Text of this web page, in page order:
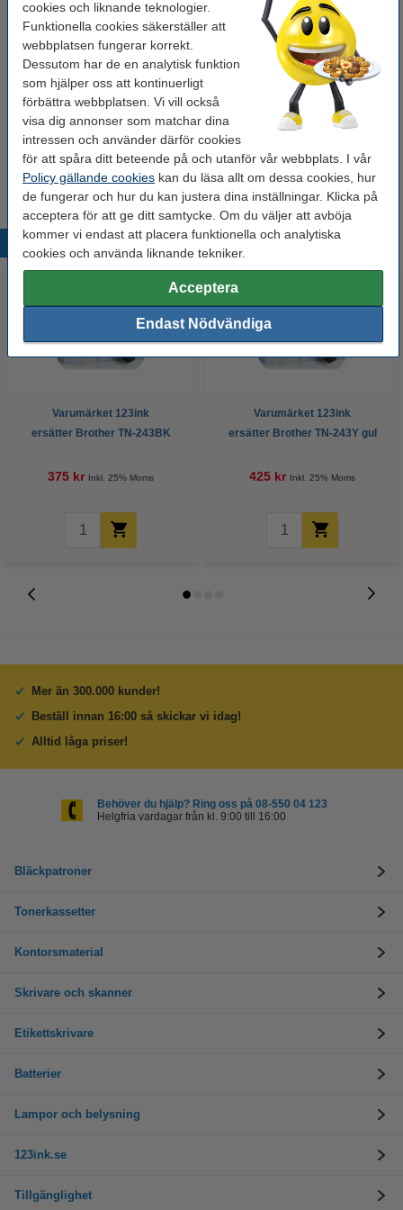
cookies och liknande teknologier.
Funktionella cookies säkerställer att
webbplatsen fungerar korrekt.
Dessutom har de en analytisk funktion
som hjälper oss att kontinuerligt
förbättra webbplatsen. Vi vill också
visa dig annonser som matchar dina
intressen och använder därför cookies
för att spåra ditt beteende på och utanför vår webbplats. I vår
Policy gällande cookies kan du läsa allt om dessa cookies, hur
de fungerar och hur du kan justera dina inställningar. Klicka på
acceptera för att ge ditt samtycke. Om du väljer att avböja
kommer vi endast att placera funktionella och analytiska
cookies och använda liknande tekniker.
Acceptera
Endast Nödvändiga
80 kr
Hålat papper
Kopieringspapper A4 80g HÅLAT | Zoom | 500
ark
Tips
Vi råder er att beställa denna produkt istället för originalprodukten!
Populära produkter
Varumärket 123ink
ersätter Brother TN-243BK
375 kr Inkl. 25% Moms
Varumärket 123ink
ersätter Brother TN-243Y gul
425 kr Inkl. 25% Moms
Mer än 300.000 kunder!
Beställ innan 16:00 så skickar vi idag!
Alltid låga priser!
Behöver du hjälp? Ring oss på 08-550 04 123
Helgfria vardagar från kl. 9:00 till 16:00
Bläckpatroner
Tonerkassetter
Kontorsmaterial
Skrivare och skanner
Etikettskrivare
Batterier
Lampor och belysning
123ink.se
Tillgänglighet